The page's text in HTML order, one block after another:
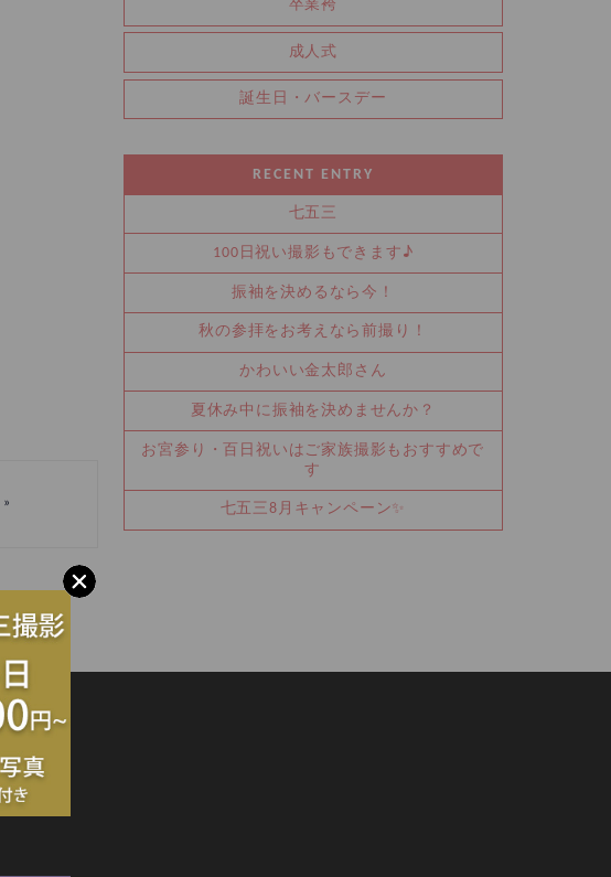
»
卒業袴
成人式
誕生日・バースデー
RECENT ENTRY
七五三
100日祝い撮影もできます♪
振袖を決めるなら今！
秋の参拝をお考えなら前撮り！
かわいい金太郎さん
夏休み中に振袖を決めませんか？
お宮参り・百日祝いはご家族撮影もおすすめで
す
七五三8月キャンペーン✨